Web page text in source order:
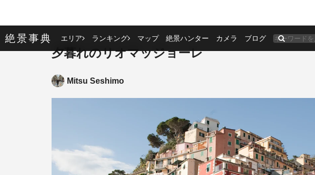
絶景事典 エリア ランキング マップ 絶景ハンター カメラ ブログ
夕暮れのリオマッジョーレ
Mitsu Seshimo